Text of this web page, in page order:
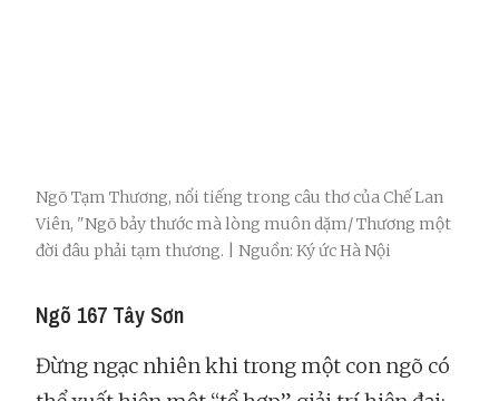
Ngõ Tạm Thương, nổi tiếng trong câu thơ của Chế Lan
Viên, "Ngõ bảy thước mà lòng muôn dặm/ Thương một
đời đâu phải tạm thương. | Nguồn: Ký ức Hà Nội
Ngõ 167 Tây Sơn
Đừng ngạc nhiên khi trong một con ngõ có